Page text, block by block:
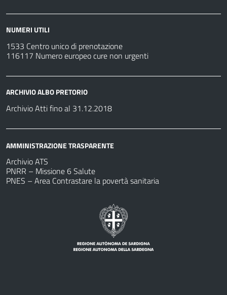
NUMERI UTILI
1533 Centro unico di prenotazione
116117 Numero europeo cure non urgenti
ARCHIVIO ALBO PRETORIO
Archivio Atti fino al 31.12.2018
AMMINISTRAZIONE TRASPARENTE
Archivio ATS
PNRR – Missione 6 Salute
PNES – Area Contrastare la povertà sanitaria